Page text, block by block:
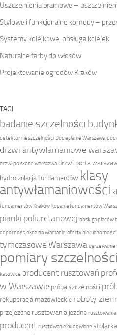
Uszczelnienia bramowe –
Stylowe i funkcjonalne komody –
Systemy kolejkowe, obsługa kolejek
Naturalne farby do włosów
Projektowanie ogrodów Kraków
TAGI
badanie szczelności
detektor nieszczelności Docieplanie Warszawa
drzwi antywłamaniowe
drzwi polskone warszawa drzwi porta
hydroizolacja fundamentów klasy
antywłamaniowości
fundamentów Kraków kopanie fundamentów
pianki poliuretanowej obsługa placów
odporność okna na włamanie oferty nieruchomości
tymczasowe Warszawa ogrzewanie
pomiary
Katowice producent rusztowań
w Warszawie próba szczelności
rekuperacja mazowieckie roboty
przejezdne rusztowania jezdne rusztowania
producent rusztowanie budowlane